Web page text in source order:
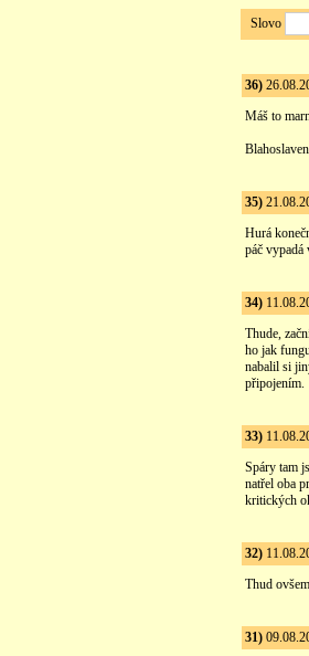
Slovo
36)
Máš to
35)
Hurá
páč vypadá
34)
Thude,
ho jak
nabalil si
připojením.
33)
Spáry tam
natřel oba
kritických
32)
Thud
31)